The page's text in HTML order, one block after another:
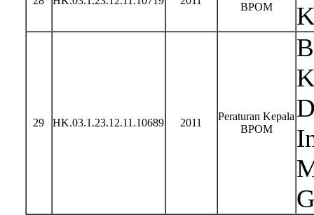
BPOM
29 HK.03.1.23.12.11.10689 2011
Peraturan Kepala
BPOM